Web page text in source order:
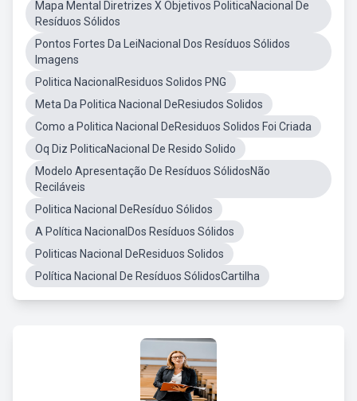
Mapa Mental Diretrizes X Objetivos PoliticaNacional De
Resíduos Sólidos
Pontos Fortes Da LeiNacional Dos Resíduos Sólidos
Imagens
Politica NacionalResiduos Solidos PNG
Meta Da Politica Nacional DeResiudos Solidos
Como a Politica Nacional DeResiduos Solidos Foi Criada
Oq Diz PoliticaNacional De Resido Solido
Modelo Apresentação De Resíduos SólidosNão
Reciláveis
Politica Nacional DeResíduo Sólidos
A Política NacionalDos Resíduos Sólidos
Politicas Nacional DeResiduos Solidos
Política Nacional De Resíduos SólidosCartilha